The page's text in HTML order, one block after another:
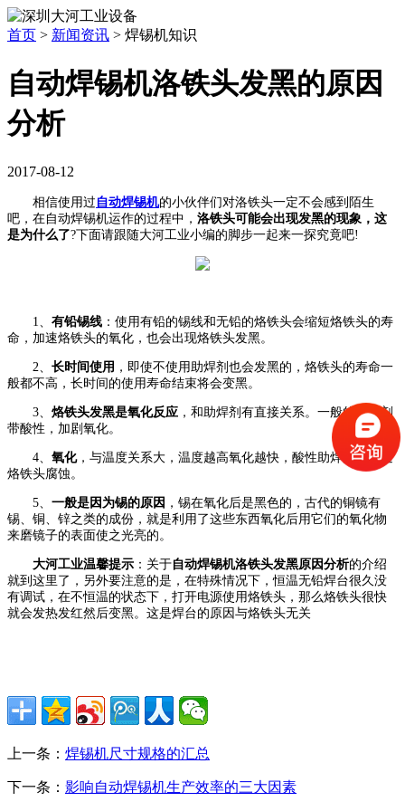
首页 > 新闻资讯 > 焊锡机知识
自动焊锡机洛铁头发黑的原因
分析
2017-08-12
相信使用过 自动焊锡机的小伙伴们对洛铁头一定不会感到陌生
吧，在自动焊锡机运作的过程中， 洛铁头可能会出现发黑的现象，这
是为什么了?下面请跟随大河工业小编的脚步一起来一探究竟吧!
1、 有铅锡线 ： 使用有铅的锡线和无铅的烙铁头会缩短烙铁头的寿
命，加速烙铁头的氧化，也会出现烙铁头发黑。
2、 长时间使用 ， 即使不使用助焊剂也会发黑的，烙铁头的寿命一
般都不高，长时间的使用寿命结束将会变黑。
3、 烙铁头发黑是氧化反应 ，和助焊剂有直接关系。一般的助焊剂
带酸性，加剧氧化。
4、 氧化，与温度关系大，温度越高氧化越快，酸性助焊剂会加速
烙铁头腐蚀。
5、 一般是因为锡的原因 ，锡在氧化后是黑色的，古代的铜镜有
锡、铜、锌之类的成份，就是利用了这些东西氧化后用它们的氧化物
来磨镜子的表面使之光亮的。
大河工业温馨提示 ：关于自动焊锡机洛铁头发黑原因分析的介绍
就到这里了，另外要注意的是，在特殊情况下，恒温无铅焊台很久没
有调试，在不恒温的状态下，打开电源使用烙铁头，那么烙铁头很快
就会发热发红然后变黑。这是焊台的原因与烙铁头无关
上一条： 焊锡机尺寸规格的汇总
下一条： 影响自动焊锡机生产效率的三大因素